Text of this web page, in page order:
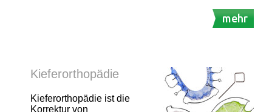
mehr
Kieferorthopädie
Kieferorthopädie ist die
Korrektur von